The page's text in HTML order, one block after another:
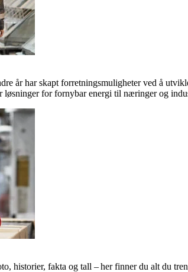
år har skapt forretningsmuligheter ved å
for fornybar energi til næringer og
historier, fakta og tall – her finner du alt du